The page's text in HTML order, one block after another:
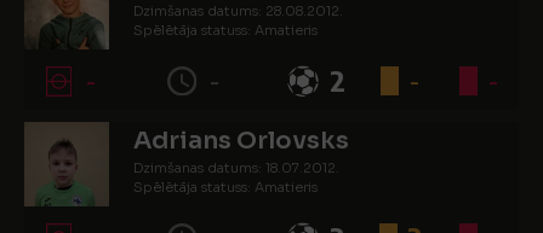
Dzimšanas datums: 28.08.2012.
Spēlētāja statuss: Amatieris
- - 2 - -
Adrians Orlovsks
Dzimšanas datums: 18.07.2012.
Spēlētāja statuss: Amatieris